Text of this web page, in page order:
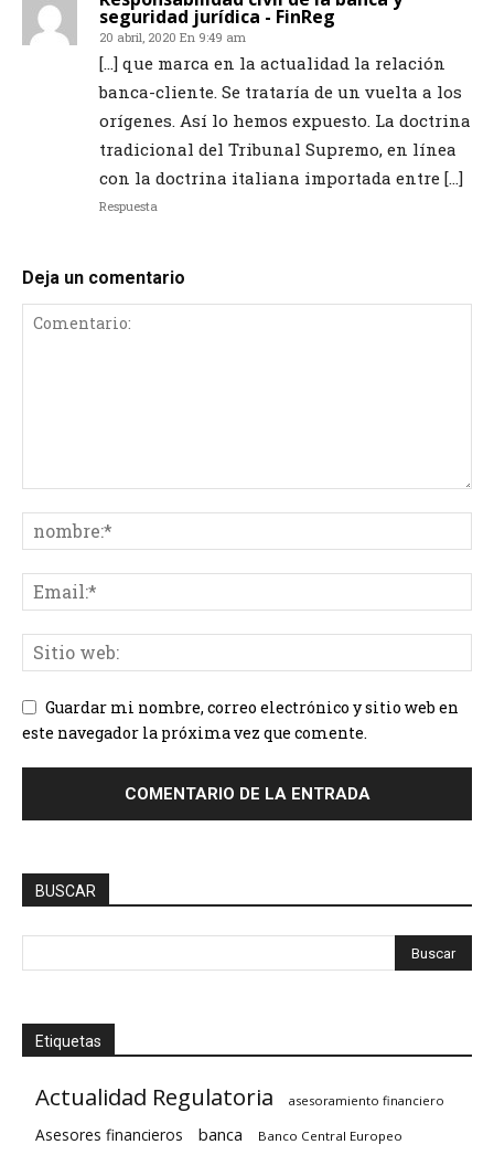
seguridad jurídica - FinReg
20 abril, 2020 En 9:49 am
[…] que marca en la actualidad la relación
banca-cliente. Se trataría de un vuelta a los
orígenes. Así lo hemos expuesto. La doctrina
tradicional del Tribunal Supremo, en línea
con la doctrina italiana importada entre […]
Respuesta
Deja un comentario
Guardar mi nombre, correo electrónico y sitio web en
este navegador la próxima vez que comente.
BUSCAR
Etiquetas
Actualidad Regulatoria asesoramiento financiero
Asesores financieros banca Banco Central Europeo